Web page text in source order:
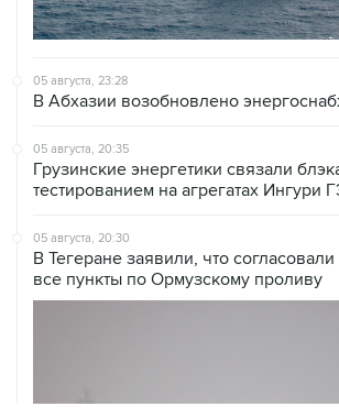
05 августа, 23:28
В Абхазии возобновлено
05 августа, 20:35
Грузинские энергетики связали
тестированием на агрегатах Ингури
05 августа, 20:30
В Тегеране заявили, что
все пункты по Ормузскому проливу